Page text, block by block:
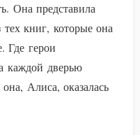
Она представила
книг, которые она
Где герои
каждой дверью
Алиса, оказалась